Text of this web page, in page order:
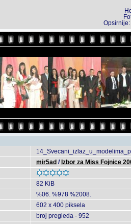
Opsirnije:
mir5ad / Izbor za Miss Fojnice
82 KiB
%06. %978 %2008.
602 x 400 piksela
broj pregleda - 952